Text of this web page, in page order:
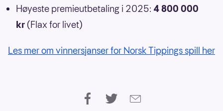
Høyeste premieutbetaling i 2025: 4 800 000
kr (Flax for livet)
Les mer om vinnersjanser for Norsk Tippings spill her